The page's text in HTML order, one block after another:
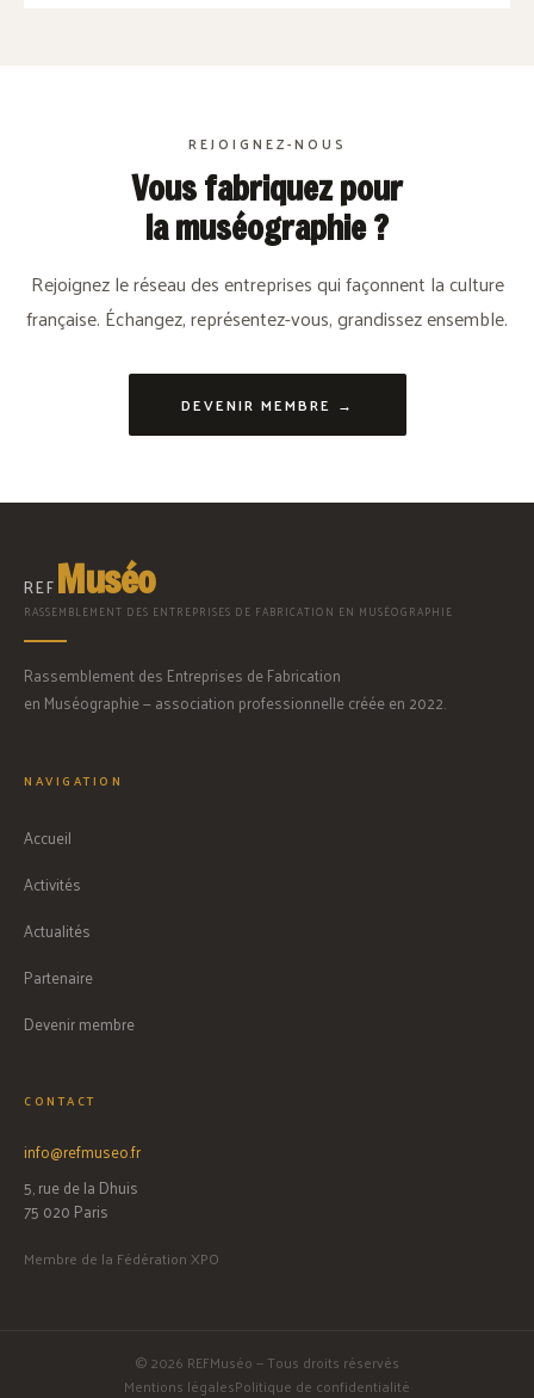
REJOIGNEZ-NOUS
Vous fabriquez pour
la muséographie ?
Rejoignez le réseau des entreprises qui façonnent la culture
française. Échangez, représentez-vous, grandissez ensemble.
DEVENIR MEMBRE →
REFMuséo
RASSEMBLEMENT DES ENTREPRISES DE FABRICATION EN MUSÉOGRAPHIE
Rassemblement des Entreprises de Fabrication
en Muséographie — association professionnelle créée en 2022.
NAVIGATION
Accueil
Activités
Actualités
Partenaire
Devenir membre
CONTACT
info@refmuseo.fr
5, rue de la Dhuis
75 020 Paris
Membre de la Fédération XPO
© 2026 REFMuséo — Tous droits réservés
Mentions légalesPolitique de confidentialité